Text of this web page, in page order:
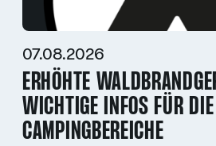
07.08.2026
ERHÖHTE
WICHTIGE INFOS FÜR DIE
CAMPINGBEREICHE